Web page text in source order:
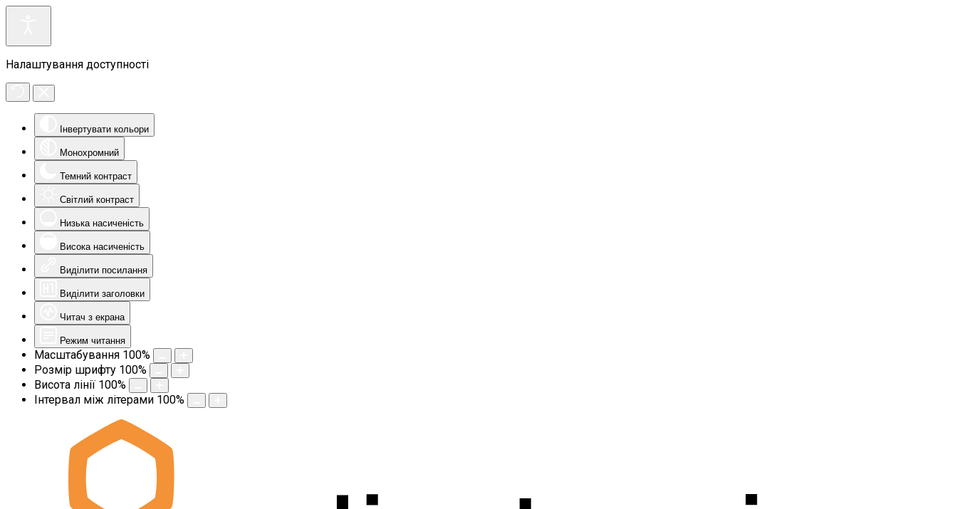
Налаштування доступності
Інвертувати кольори
Монохромний
Темний контраст
Світлий контраст
Низька насиченість
Висока насиченість
Виділити посилання
Виділити заголовки
Читач з екрана
Режим читання
Масштабування 100%
Розмір шрифту 100%
Висота лінії 100%
Інтервал між літерами 100%